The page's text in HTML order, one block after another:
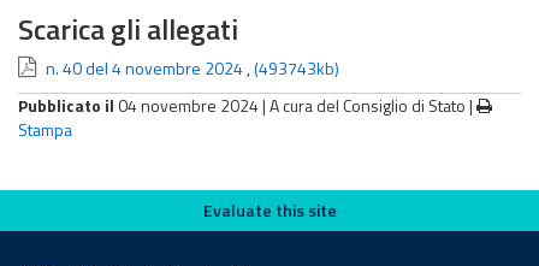
Scarica gli allegati
n. 40 del 4 novembre 2024,(493743kb)
Pubblicato il 04 novembre 2024 |A cura del Consiglio di Stato|
Stampa
Evaluate this siteEvaluate this site